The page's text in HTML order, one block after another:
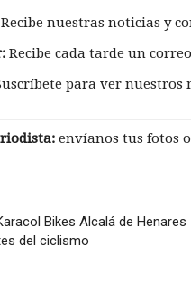
Recibe nuestras noticias y
Recibe cada tarde un
para ver nuestros
envíanos tus fotos
Bikes Alcalá de Henares
del ciclismo